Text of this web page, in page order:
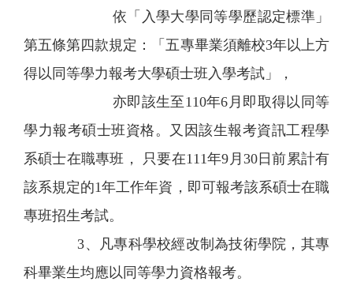
依「入學大學同等學歷認定標準」
第五條第四款規定：「五專畢業須離校3年以上方
得以同等學力報考大學碩士班入學考試」，
亦即該生至110年6月即取得以同等
學力報考碩士班資格。又因該生報考資訊工程學
系碩士在職專班， 只要在111年9月30日前累計有
該系規定的1年工作年資，即可報考該系碩士在職
專班招生考試。
3、凡專科學校經改制為技術學院，其專
科畢業生均應以同等學力資格報考。